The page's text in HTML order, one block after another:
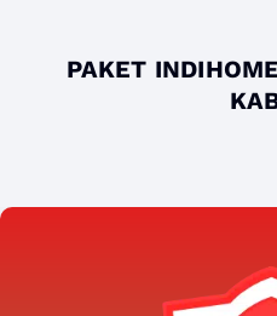
PAKET